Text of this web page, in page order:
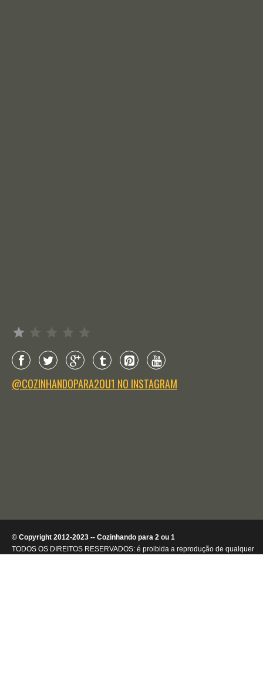
@COZINHANDOPARA2OU1 NO INSTAGRAM
© Copyright 2012-2023 -- Cozinhando para 2 ou 1
TODOS OS DIREITOS RESERVADOS: é proibida a reprodução de qualquer